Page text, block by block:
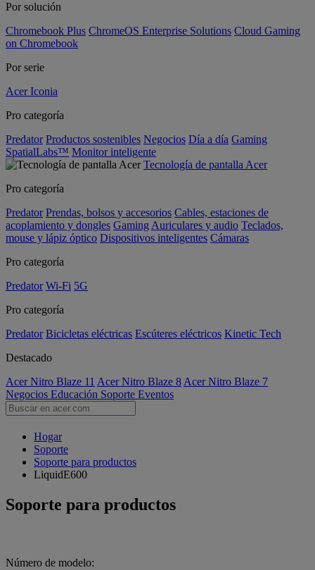
Por solución
Chromebook Plus ChromeOS Enterprise Solutions Cloud Gaming
on Chromebook
Por serie
Acer Iconia
Pro categoría
Predator Productos sostenibles Negocios Día a día Gaming
SpatialLabs™ Monitor inteligente
Tecnología de pantalla Acer
Pro categoría
Predator Prendas, bolsos y accesorios Cables, estaciones de
acoplamiento y dongles Gaming Auriculares y audio Teclados,
mouse y lápiz óptico Dispositivos inteligentes Cámaras
Pro categoría
Predator Wi-Fi 5G
Pro categoría
Predator Bicicletas eléctricas Escúteres eléctricos Kinetic Tech
Destacado
Acer Nitro Blaze 11 Acer Nitro Blaze 8 Acer Nitro Blaze 7
Negocios Educación Soporte Eventos
Hogar
Soporte
Soporte para productos
LiquidE600
Soporte para productos
Número de modelo: